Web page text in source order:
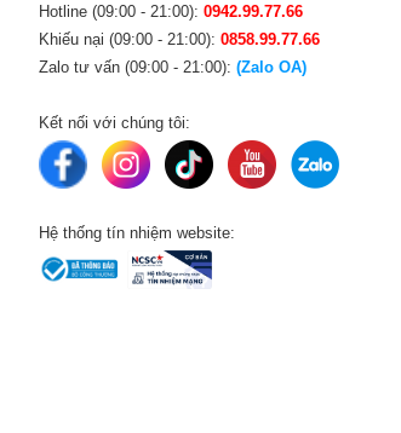
Hotline (09:00 - 21:00): 0942.99.77.66
Khiếu nại (09:00 - 21:00): 0858.99.77.66
Zalo tư vấn (09:00 - 21:00): (Zalo OA)
Kết nối với chúng tôi:
Hệ thống tín nhiệm website: